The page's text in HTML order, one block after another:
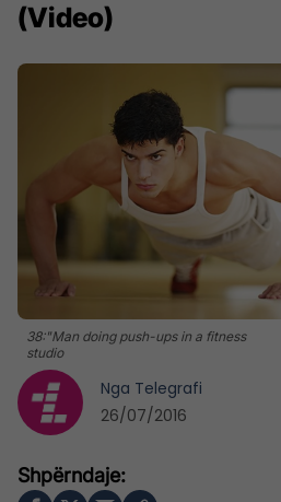
(Video)
38:"Man doing push-ups in a fitness
studio
Nga Telegrafi
26/07/2016